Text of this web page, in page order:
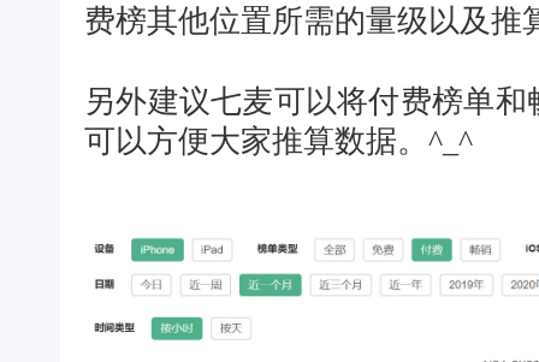
费榜其他位置所需的量级以及推
另外建议七麦可以将付费榜单
可以方便大家推算数据。^_^